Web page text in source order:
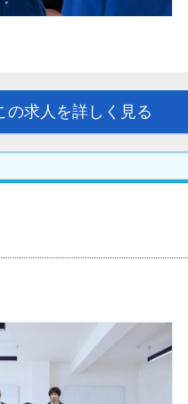
の求人を詳しく見る